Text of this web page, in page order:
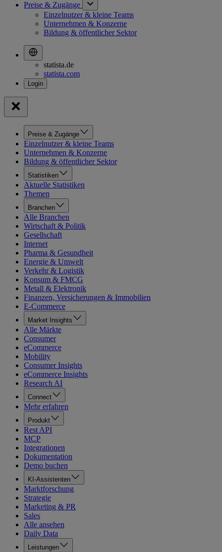
Preise & Zugänge
Einzelnutzer & kleine Teams
Unternehmen & Konzerne
Bildung & öffentlicher Sektor
statista.de
statista.com
Preise & Zugänge
Einzelnutzer & kleine Teams
Unternehmen & Konzerne
Bildung & öffentlicher Sektor
Statistiken
Aktuelle Statistiken
Themen
Branchen
Alle Branchen
Wirtschaft & Politik
Gesellschaft
Internet
Pharma & Gesundheit
Energie & Umwelt
Verkehr & Logistik
Konsum & FMCG
Metall & Elektronik
Finanzen, Versicherungen & Immobilien
E-Commerce
Market Insights
Alle Märkte
Consumer
eCommerce
Mobility
Consumer Insights
eCommerce Insights
Research AI
Connect
Mehr erfahren
Produkt
Rest API
MCP
Integrationen
Dokumentation
Demo buchen
KI-Assistenten
Marktforschung
Strategie
Marketing & PR
Sales
Alle ansehen
Daily Data
Leistungen